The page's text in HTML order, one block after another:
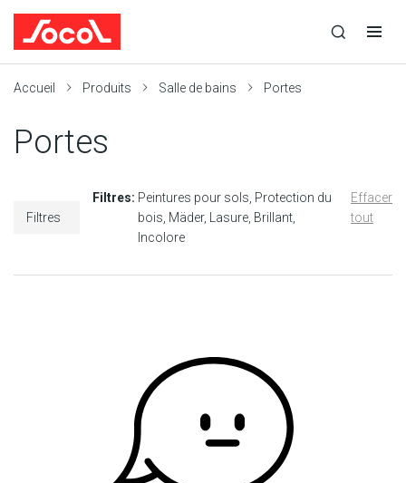
recherche
recherche
navigation
Accueil Produits Salle de bains Portes
Portes
Filtres
Filtres: Peintures pour sols Protection du
bois Mäder Lasure Brillant
Incolore
Effacer
tout